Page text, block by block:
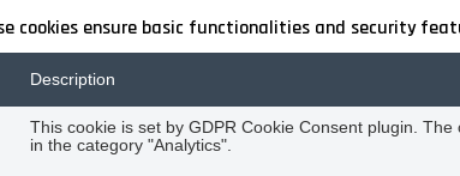
cookies ensure basic functionalities and security
Description
This cookie is set by GDPR Cookie Consent plugin.
in the category "Analytics".